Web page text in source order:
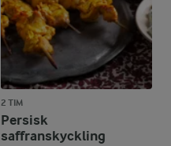
2 TIM
Persisk
saffranskyckling